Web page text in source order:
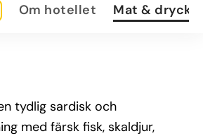
Om hotellet Mat & dryck
tydlig sardisk och
med färsk fisk, skaldjur,